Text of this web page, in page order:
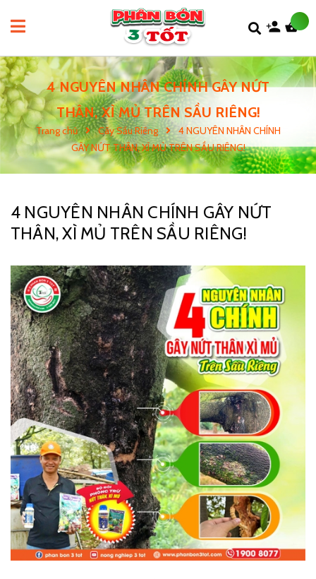
4 NGUYÊN NHÂN CHÍNH GÂY NỨT
THÂN, XÌ MỦ TRÊN SẦU RIÊNG!
Trang chủ Cây Sầu Riêng
4 NGUYÊN NHÂN CHÍNH
GÂY NỨT THÂN, XÌ MỦ TRÊN SẦU RIÊNG!
4 NGUYÊN NHÂN CHÍNH GÂY NỨT
THÂN, XÌ MỦ TRÊN SẦU RIÊNG!